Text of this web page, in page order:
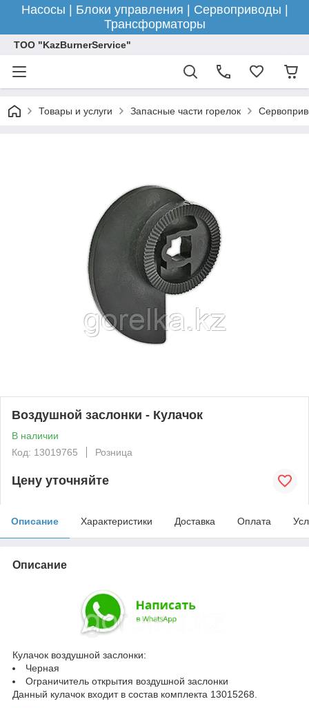
Насосы | Блоки управления | Сервоприводы |
Трансформаторы
ТОО "KazBurnerService"
Товары и услуги Запасные части горелок
Воздушной заслонки - Кулачок
В наличии
Код: 13019765
Розница
Цену уточняйте
Описание Характеристики Доставка Оплата
Описание
Кулачок воздушной заслонки:
Черная
Ограничитель открытия воздушной заслонки
Данный кулачок входит в состав комплекта 13015268.